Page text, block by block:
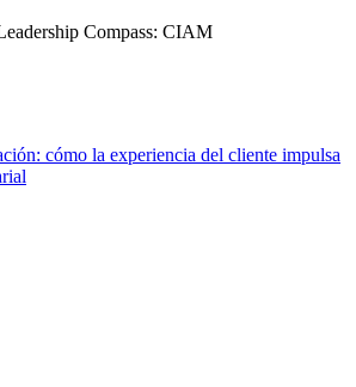
Compass: CIAM
cómo la experiencia del cliente impulsa